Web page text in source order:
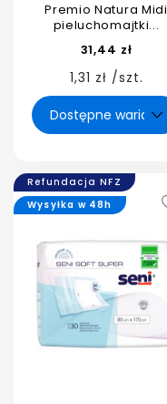
Premio Natura Midi
pieluchomajtki...
31,44 zł
1,31 zł /szt.
Refundacja NFZ
Wysyłka w 48h